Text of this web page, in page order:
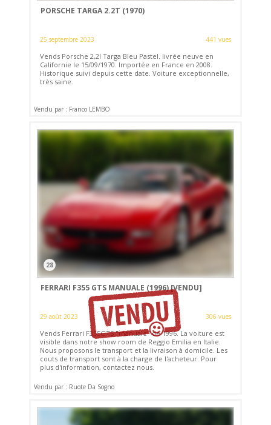
PORSCHE TARGA 2.2T (1970)
25 septembre 2023 441 vues
Vends Porsche 2,2l Targa Bleu Pastel. livrée neuve en
Californie le 15/09/1970. Importée en France en 2008.
Historique suivi depuis cette date. Voiture exceptionnelle,
très saine.
Vendu par : Franco LEMBO
28
FERRARI F355 GTS MANUALE (1996)[VENDU]
29 août 2023 306 vues
Vends Ferrari F355GTS "manuale" de 1996. La voiture est
visible dans notre show room de Reggio Emilia en Italie.
Nous proposons le transport et la livraison à domicile. Les
couts de transport sont à la charge de l'acheteur. Pour
plus d'information, contactez nous.
Vendu par : Ruote Da Sogno